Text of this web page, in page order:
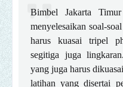
Bimbel Jakarta
menyelesaikan soal-
harus kuasai tripel
segitiga juga
yang juga harus
latihan yang disertai